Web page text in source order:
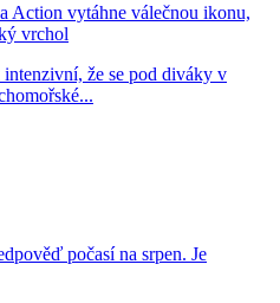
Action vytáhne válečnou ikonu,
vrchol
že se pod diváky v
počasí na srpen. Je